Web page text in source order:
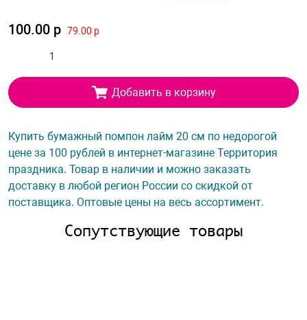
100.00 р 79.00 р
Добавить в корзину
Купить бумажный помпон лайм 20 см по недорогой
цене за 100 рублей в интернет-магазине Территория
праздника. Товар в наличии и можно заказать
доставку в любой регион России со скидкой от
поставщика. Оптовые цены на весь ассортимент.
Сопутствующие товары